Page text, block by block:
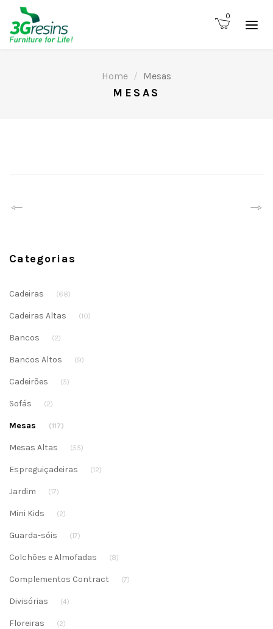
0
Home Mesas
MESAS
Prev Next
Categorias
Cadeiras (68)
Cadeiras Altas (10)
Bancos (2)
Bancos Altos (9)
Cadeirões (5)
Sofás (2)
Mesas (117)
Mesas Altas (55)
Espreguiçadeiras (12)
Jardim (17)
Mini Kids (2)
Guarda-sóis (17)
Colchões e Almofadas (8)
Complementos Contract (7)
Divisórias (4)
Floreiras (2)